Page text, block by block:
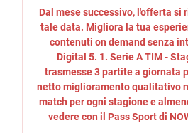
Dal mese successivo, l'offerta si
tale data. Migliora la tua
contenuti on demand senza
Digital 5. 1. Serie A TIM -
trasmesse 3 partite a giornata
netto miglioramento qualitativo
match per ogni stagione e
vedere con il Pass Sport di